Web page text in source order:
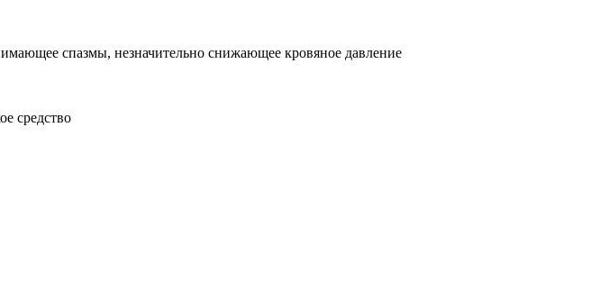
спазмы, незначительно снижающее кровяное давление
средство